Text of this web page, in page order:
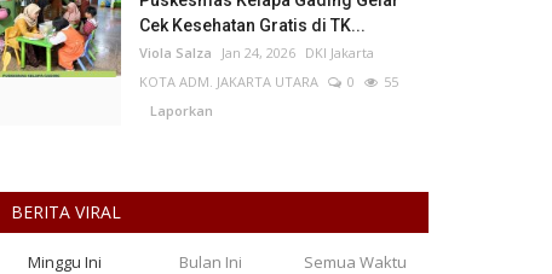
Cek Kesehatan Gratis di TK...
Viola Salza Jan 24, 2026 DKI Jakarta
KOTA ADM. JAKARTA UTARA
0
55
Laporkan
BERITA VIRAL
Minggu Ini Bulan Ini Semua Waktu